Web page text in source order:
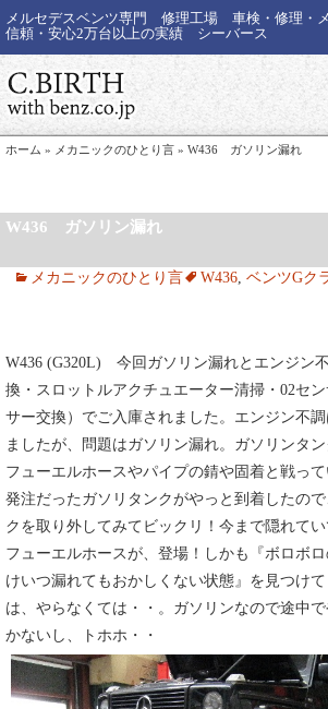
メルセデスベンツ専門 修理工場 車検・修理・
信頼・安心2万台以上の実績 シーバース
ホーム » メカニックのひとり言 » W436 ガソリン漏れ
W436 ガソリン漏れ
メカニックのひとり言 W436, ベンツGク
W436 (G320L) 今回ガソリン漏れとエンジン
換・スロットルアクチュエーター清掃・02セ
サー交換）でご入庫されました。エンジン不
ましたが、問題はガソリン漏れ。ガソリンタ
フューエルホースやパイプの錆や固着と戦っ
発注だったガソリタンクがやっと到着したの
クを取り外してみてビックリ！今まで隠れて
フューエルホースが、登場！しかも『ボロボ
けいつ漏れてもおかしくない状態』を見つけ
は、やらなくては・・。ガソリンなので途中
かないし、トホホ・・